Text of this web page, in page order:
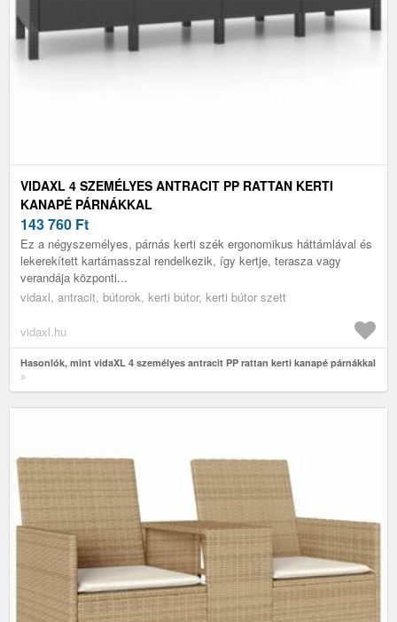
VIDAXL 4 SZEMÉLYES ANTRACIT PP RATTAN KERTI
KANAPÉ PÁRNÁKKAL
143 760 Ft
Ez a négyszemélyes, párnás kerti szék ergonomikus háttámlával és
lekerekített kartámasszal rendelkezik, így kertje, terasza vagy
verandája központi...
vidaxl, antracit, bútorok, kerti bútor, kerti bútor szett
vidaxl.hu
Hasonlók, mint vidaXL 4 személyes antracit PP rattan kerti kanapé párnákkal